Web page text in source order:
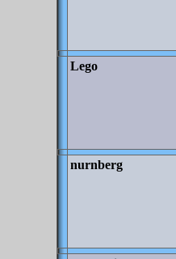
Lego
nurnberg